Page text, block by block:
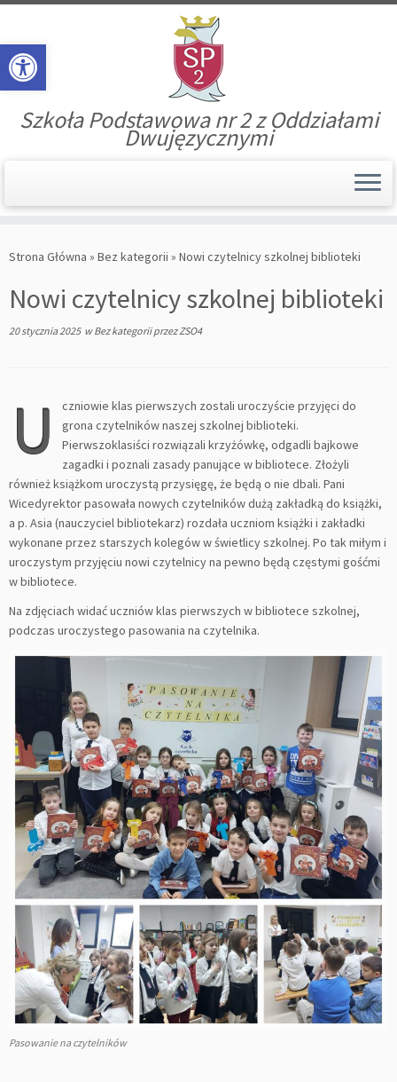
Open toolbar
to
Szkoła Podstawowa nr 2 z Oddziałami
Dwujęzycznymi
Strona Główna » Bez kategorii » Nowi czytelnicy szkolnej biblioteki
Nowi czytelnicy szkolnej biblioteki
20 stycznia 2025wBez kategoriiprzezZSO4
U
czniowie klas pierwszych zostali uroczyście przyjęci do
grona czytelników naszej szkolnej biblioteki.
Pierwszoklasiści rozwiązali krzyżówkę, odgadli bajkowe
zagadki i poznali zasady panujące w bibliotece. Złożyli
również książkom uroczystą przysięgę, że będą o nie dbali. Pani
Wicedyrektor pasowała nowych czytelników dużą zakładką do książki,
a p. Asia (nauczyciel bibliotekarz) rozdała uczniom książki i zakładki
wykonane przez starszych kolegów w świetlicy szkolnej. Po takmiłym i
uroczystym przyjęciu nowi czytelnicy na pewno będą częstymi gośćmi
w bibliotece.
Na zdjęciach widać uczniów klas pierwszych w bibliotece szkolnej,
podczas uroczystego pasowania na czytelnika.
Pasowanie na czytelników